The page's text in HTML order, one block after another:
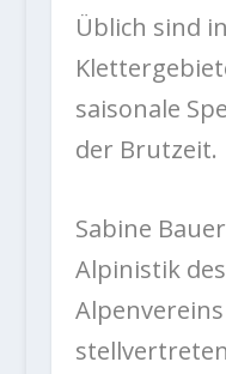
Üblich sind
saisonale
der Brutzeit.
Sabine
Alpinistik